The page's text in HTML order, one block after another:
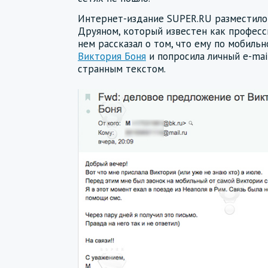
Интернет-издание SUPER.RU
Друяном, который известен как
нем рассказал о том, что ему по
Виктория Боня и попросила личный e-
странным текстом.